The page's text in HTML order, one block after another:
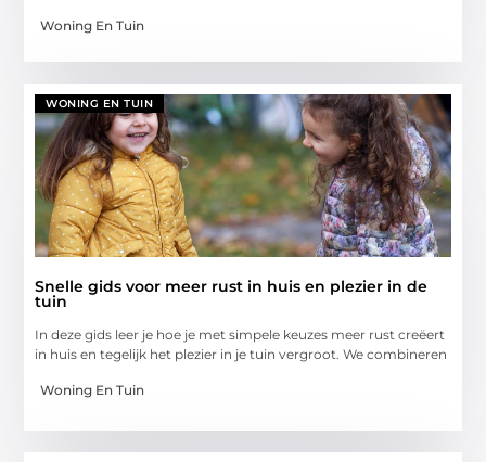
Woning En Tuin
WONING EN TUIN
Snelle gids voor meer rust in huis en plezier in de
tuin
In deze gids leer je hoe je met simpele keuzes meer rust creëert
in huis en tegelijk het plezier in je tuin vergroot. We combineren
Woning En Tuin